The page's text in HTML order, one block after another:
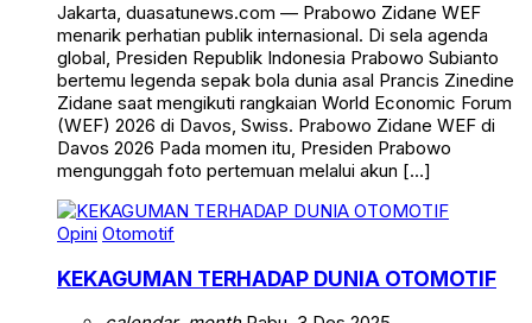
Jakarta, duasatunews.com — Prabowo Zidane WEF
menarik perhatian publik internasional. Di sela agenda
global, Presiden Republik Indonesia Prabowo Subianto
bertemu legenda sepak bola dunia asal Prancis Zinedine
Zidane saat mengikuti rangkaian World Economic Forum
(WEF) 2026 di Davos, Swiss. Prabowo Zidane WEF di
Davos 2026 Pada momen itu, Presiden Prabowo
mengunggah foto pertemuan melalui akun […]
Opini Otomotif
KEKAGUMAN TERHADAP DUNIA OTOMOTIF